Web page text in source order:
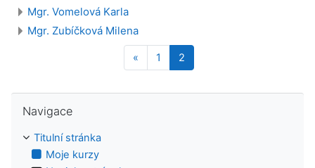
Mgr. Vomelová Karla
Mgr. Zubíčková Milena
«Předchozí stránka
1 Stránka 1
2Stránka 2
Navigace
Titulní stránka
Moje kurzy